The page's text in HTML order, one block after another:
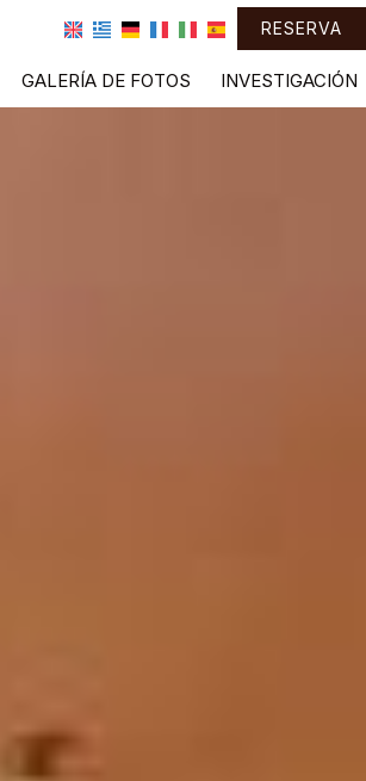
RESERVA
GALERÍA DE FOTOS INVESTIGACIÓN